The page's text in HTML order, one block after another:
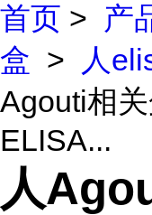
首页 > 产
盒 > 人
Agouti相
ELISA...
人